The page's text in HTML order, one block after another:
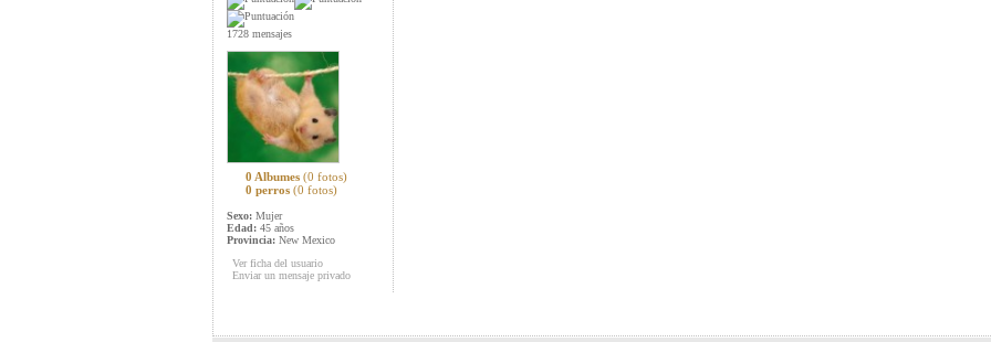
1728 mensajes
0 Albumes (0 fotos)
0 perros (0 fotos)
Sexo: Mujer
Edad: 45 años
Provincia: New Mexico
Ver ficha del usuario
Enviar un mensaje privado